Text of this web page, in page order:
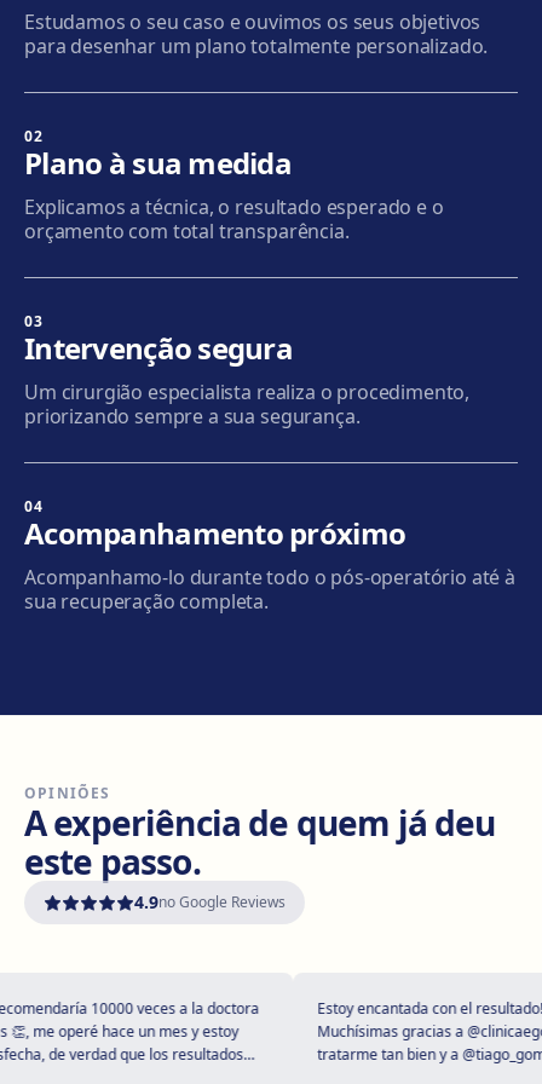
Como chegar Ver clínica
Sabadell
Como chegarVer clínica
Terrassa
Mataró
Via Europa, 58, 08304 Mataró
Granollers
Carrer de Joan Prim, 58, 08402 Granollers
Como chegarVer clínica
Vilanova i la Geltrú
Avinguda del Garraf, 69, 08800 Vilanova i la Geltrú
Como chegarVer clínica
Como chegarVer clínica
Estudamos o seu caso e ouvimos os seus objetivos
para desenhar um plano totalmente personalizado.
02
Plano à sua medida
Explicamos a técnica, o resultado esperado e o
orçamento com total transparência.
03
Intervenção segura
Um cirurgião especialista realiza o procedimento,
priorizando sempre a sua segurança.
04
Acompanhamento próximo
Acompanhamo-lo durante todo o pós-operatório até à
sua recuperação completa.
OPINIÕES
A experiência de quem já deu
este passo.
4.9no Google Reviews
10000 veces a la doctora
me operé hace un mes y estoy
de verdad que los resultados
Estoy encantada con el resultado!
Muchísimas gracias a @clinicaegos
tratarme tan bien y a @tiago_gomes